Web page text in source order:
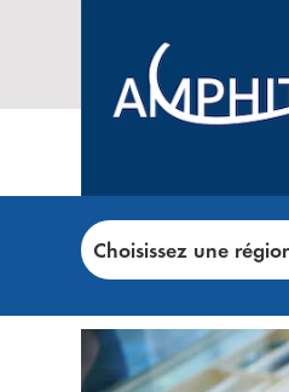
Choisissez une
Accueil>Club
OPTIQUE